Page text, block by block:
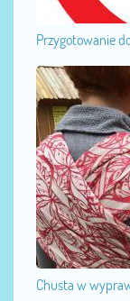
Przygotowanie
Chusta w